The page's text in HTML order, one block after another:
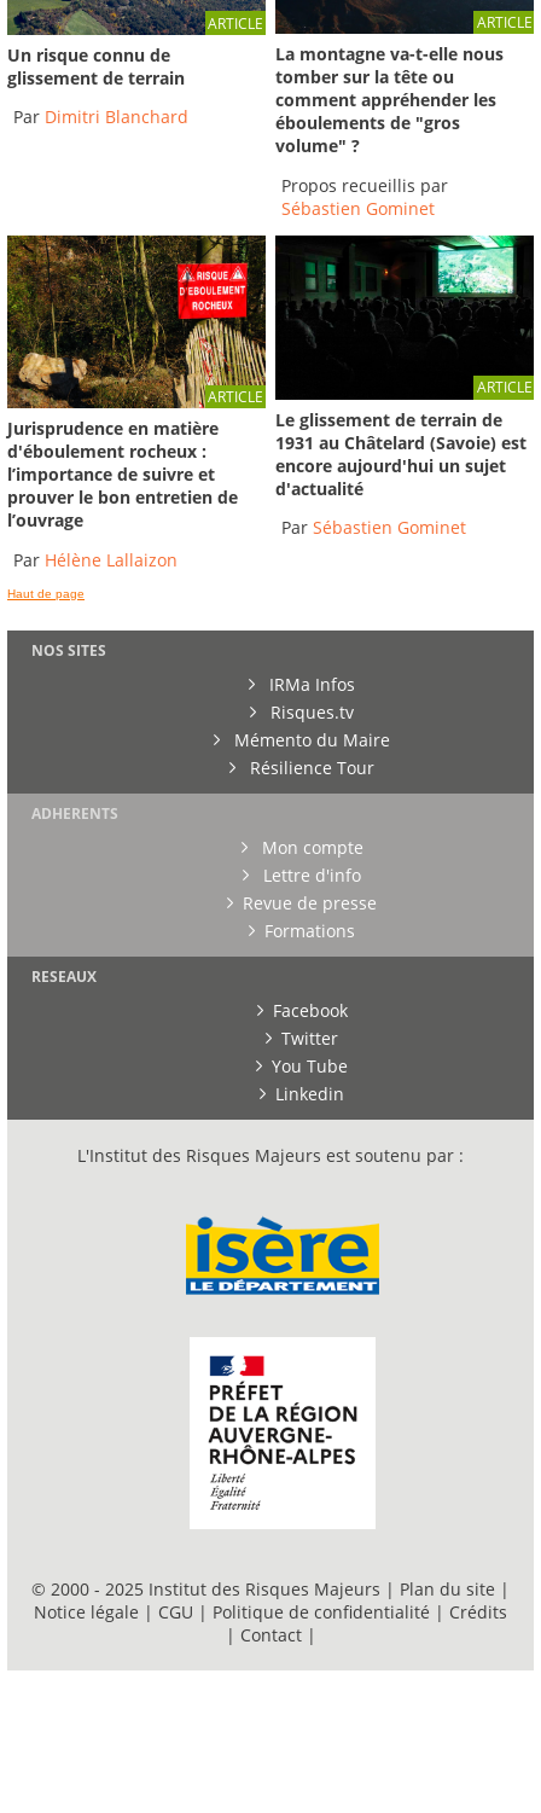
ARTICLE
Un risque connu de
glissement de terrain
Par Dimitri Blanchard
ARTICLE
La montagne va-t-elle nous
tomber sur la tête ou
comment appréhender les
éboulements de "gros
volume" ?
Propos recueillis par
Sébastien Gominet
ARTICLE
Jurisprudence en matière
d'éboulement rocheux :
l’importance de suivre et
prouver le bon entretien de
l’ouvrage
Par Hélène Lallaizon
ARTICLE
Le glissement de terrain de
1931 au Châtelard (Savoie) est
encore aujourd'hui un sujet
d'actualité
ParSébastien Gominet
Haut de page
NOS SITES
IRMa Infos
Risques.tv
Mémento du Maire
Résilience Tour
ADHERENTS
Mon compte
Lettre d'info
Revue de presse
Formations
RESEAUX
Facebook
Twitter
You Tube
Linkedin
L'Institut des Risques Majeurs est soutenu par :
© 2000 - 2025 Institut des Risques Majeurs | Plan du site |
Notice légale | CGU | Politique de confidentialité | Crédits
| Contact |